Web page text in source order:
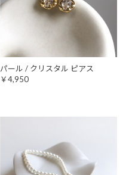
パール / クリスタル ピアス
￥4,950